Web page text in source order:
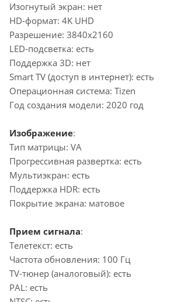
Изогнутый экран: нет
HD-формат: 4K UHD
Разрешение: 3840x2160
LED-подсветка: есть
Поддержка 3D: нет
Smart TV (доступ в интернет): есть
Операционная система: Tizen
Год создания модели: 2020 год
Изображение:
Тип матрицы: VA
Прогрессивная развертка: есть
Мультиэкран: есть
Поддержка HDR: есть
Покрытие экрана: матовое
Прием сигнала:
Телетекст: есть
Частота обновления: 100 Гц
TV-тюнер (аналоговый): есть
PAL: есть